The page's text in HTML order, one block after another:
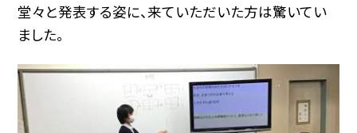
堂々と発表する姿に、来ていただいた方は驚いてい
ました。